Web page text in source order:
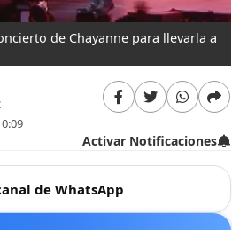
de Chayanne para llevarla a
Activar Notificaciones
de WhatsApp